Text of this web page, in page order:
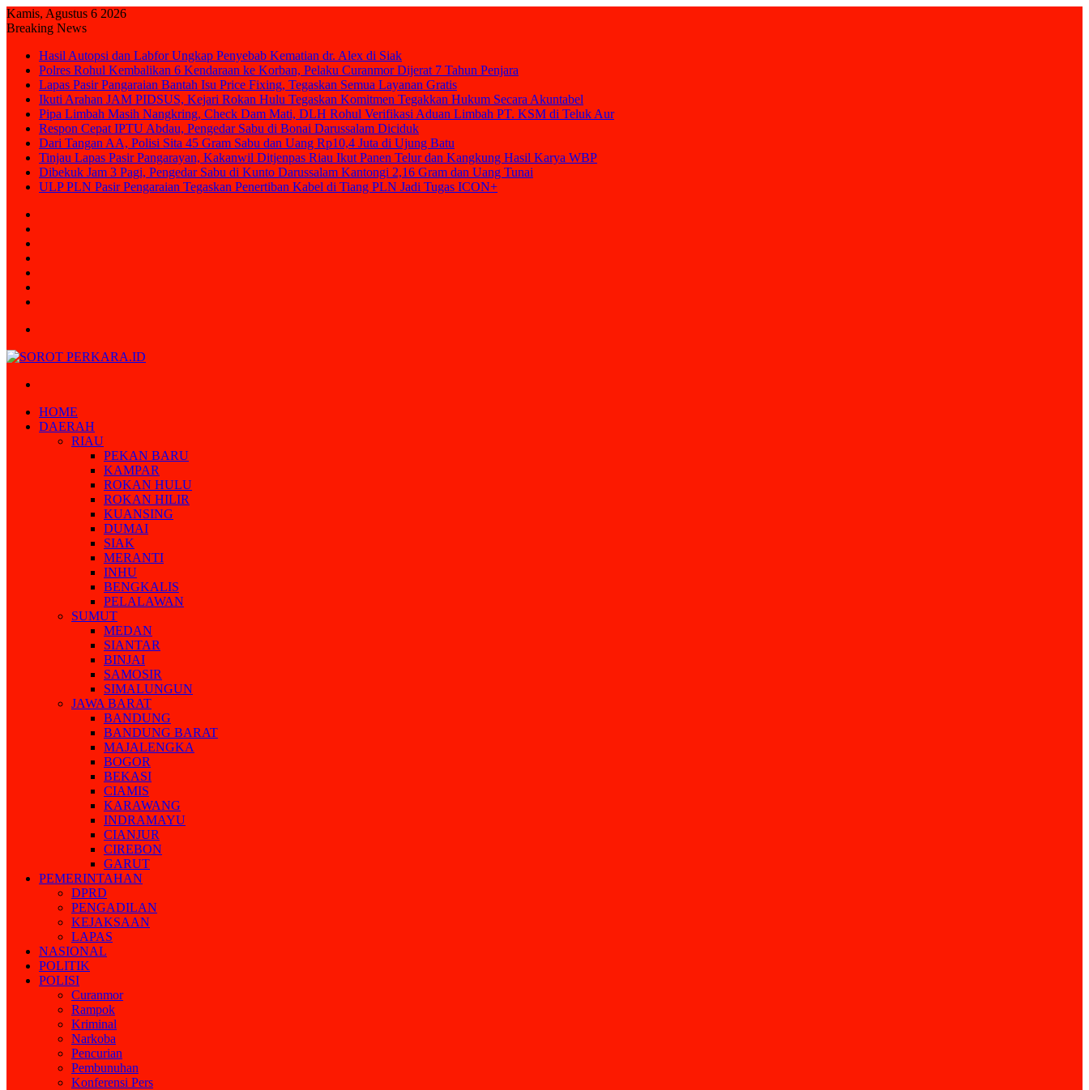
Kamis, Agustus 6 2026
Breaking News
Hasil Autopsi dan Labfor Ungkap Penyebab Kematian dr. Alex di Siak
Polres Rohul Kembalikan 6 Kendaraan ke Korban, Pelaku Curanmor Dijerat 7 Tahun Penjara
Lapas Pasir Pangaraian Bantah Isu Price Fixing, Tegaskan Semua Layanan Gratis
Ikuti Arahan JAM PIDSUS, Kejari Rokan Hulu Tegaskan Komitmen Tegakkan Hukum Secara Akuntabel
Pipa Limbah Masih Nangkring, Check Dam Mati, DLH Rohul Verifikasi Aduan Limbah PT. KSM di Teluk Aur
Respon Cepat IPTU Abdau, Pengedar Sabu di Bonai Darussalam Diciduk
Dari Tangan AA, Polisi Sita 45 Gram Sabu dan Uang Rp10,4 Juta di Ujung Batu
Tinjau Lapas Pasir Pangarayan, Kakanwil Ditjenpas Riau Ikut Panen Telur dan Kangkung Hasil Karya WBP
Dibekuk Jam 3 Pagi, Pengedar Sabu di Kunto Darussalam Kantongi 2,16 Gram dan Uang Tunai
ULP PLN Pasir Pengaraian Tegaskan Penertiban Kabel di Tiang PLN Jadi Tugas ICON+
HOME
DAERAH
RIAU
PEKAN BARU
KAMPAR
ROKAN HULU
ROKAN HILIR
KUANSING
DUMAI
SIAK
MERANTI
INHU
BENGKALIS
PELALAWAN
SUMUT
MEDAN
SIANTAR
BINJAI
SAMOSIR
SIMALUNGUN
JAWA BARAT
BANDUNG
BANDUNG BARAT
MAJALENGKA
BOGOR
BEKASI
CIAMIS
KARAWANG
INDRAMAYU
CIANJUR
CIREBON
GARUT
PEMERINTAHAN
DPRD
PENGADILAN
KEJAKSAAN
LAPAS
NASIONAL
POLITIK
POLISI
Curanmor
Rampok
Kriminal
Narkoba
Pencurian
Pembunuhan
Konferensi Pers